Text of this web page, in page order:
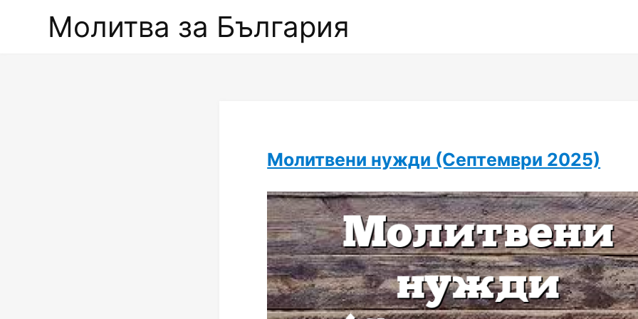
Молитва за България
Молитвени нужди (Септември 2025)